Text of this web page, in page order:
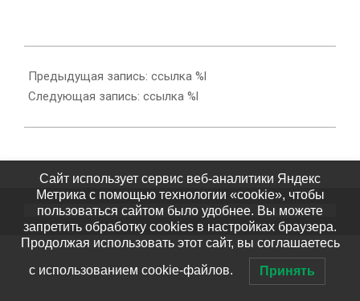
10-
27
Предыдущая запись: ссылка %l
Следующая запись: ссылка %l
© 2026 ГБПОУ РХ ТКХиС
Сайт использует сервис веб-аналитики Яндекс
Метрика с помощью технологии «cookie», чтобы
пользоваться сайтом было удобнее. Вы можете
запретить обработку cookies в настройках браузера.
Продолжая использовать этот сайт, вы соглашаетесь
с использованием cookie-файлов. Принять